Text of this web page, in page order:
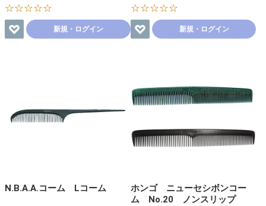
☆☆☆☆☆
新規・ログイン
☆☆☆☆☆
新規・ログイン
N.B.A.A.コーム Lコーム
ホンゴ ニューセシボンコー
ム No.20 ノンスリップ